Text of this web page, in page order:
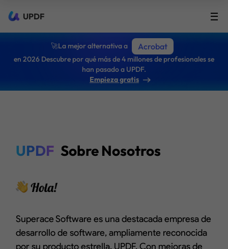
UPDF
🚀La mejor alternativa a Acrobat
en 2026 Descubre por qué más de 4 millones de profesionales se
han pasado a UPDF.
Empieza gratis
UPDF Sobre Nosotros
Superace Software es una destacada empresa de
desarrollo de software, ampliamente reconocida
por su producto estrella, UPDF. Con mejoras de